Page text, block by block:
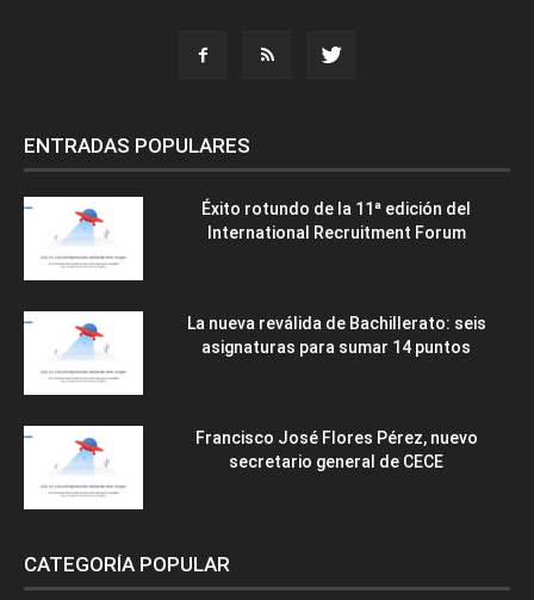
ENTRADAS POPULARES
Éxito rotundo de la 11ª edición del
International Recruitment Forum
La nueva reválida de Bachillerato: seis
asignaturas para sumar 14 puntos
Francisco José Flores Pérez, nuevo
secretario general de CECE
CATEGORÍA POPULAR